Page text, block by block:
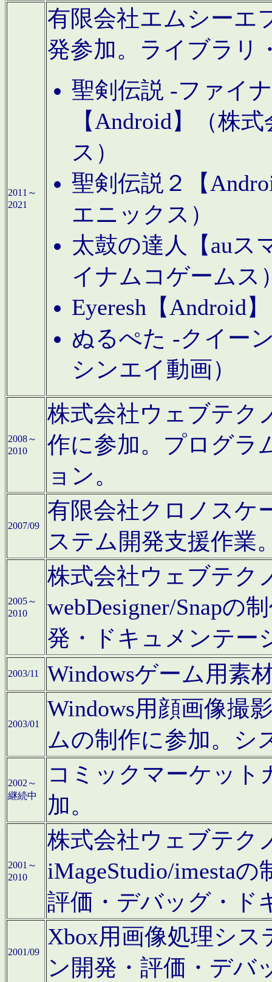
2011～
2021
有限会社エムシーエ
発参加。ライブラリ
聖剣伝説 -ファイ
【Android】（株
ス）
聖剣伝説２【
エニックス）
太鼓の達人【auス
イナムコゲームス
Eyeresh【Android
ぬるぺた -クイー
シンエイ動画）
2008～
2010
株式会社ウェブテク
作に参加。プログラ
ョン。
2007/09
有限会社クロノスケ
ステム開発支援作業
2005～
2010
株式会社ウェブテク
webDesigner/Snapの
発・ドキュメンテー
2003/11 Windowsゲーム用素
2003/01
Windows用顔画像撮
ムの制作に参加。シ
2002～
継続中
コミックマーケット
加。
2001～
2010
株式会社ウェブテク
iMageStudio/imesta
評価・デバッグ・ド
2001/09
Xbox用画像処理シ
ン開発・評価・デバ